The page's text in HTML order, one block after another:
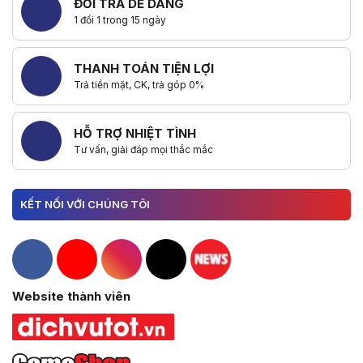
ĐỔI TRẢ DỄ DÀNG
1 đổi 1 trong 15 ngày
THANH TOÁN TIỆN LỢI
Trả tiền mặt, CK, trả góp 0%
HỖ TRỢ NHIỆT TÌNH
Tư vấn, giải đáp mọi thắc mắc
KẾT NỐI VỚI CHÚNG TÔI
Hacom Facebook
Hacom YouTube
Hacom Instagram
Hacom TikTok
Website thành viên